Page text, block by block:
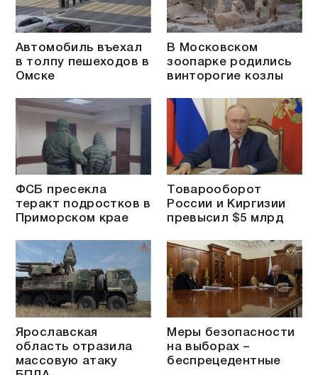
Автомобиль въехал
в толпу пешеходов в
Омске
В Московском
зоопарке родились
винторогие козлы
ФСБ пресекла
теракт подростков в
Приморском крае
Товарооборот
России и Киргизии
превысил $5 млрд
Ярославская
область отразила
массовую атаку
Меры безопасности
на выборах –
беспрецедентные